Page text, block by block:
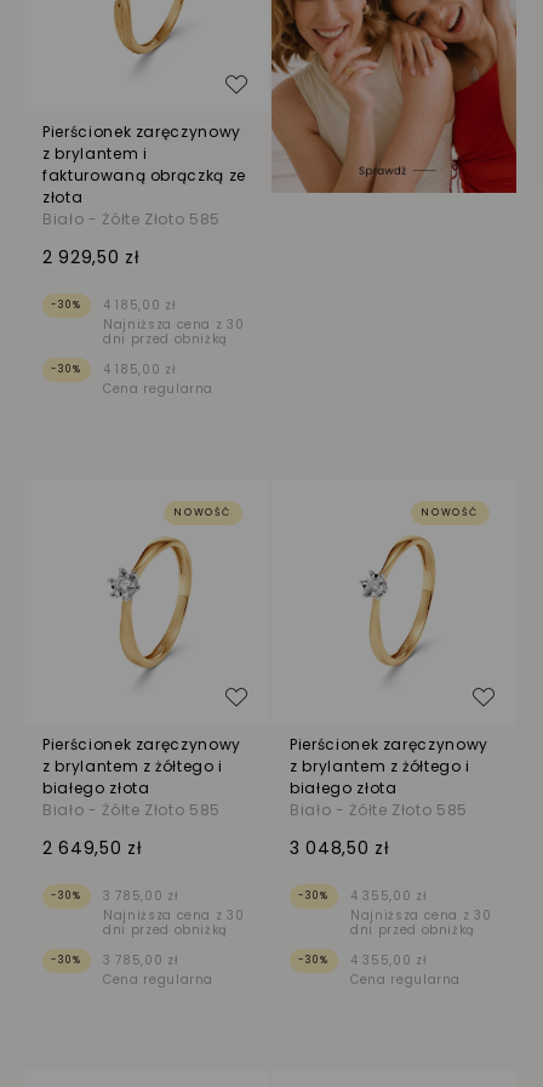
Pierścionek zaręczynowy
z brylantem i
fakturowaną obrączką ze
złota
Biało - Żółte Złoto 585
2 929,50 zł
-30%
4 185,00 zł
Najniższa cena z 30
dni przed obniżką
-30%
4 185,00 zł
Cena regularna
Dodaj do listy życzeń
NOWOŚĆ
Pierścionek zaręczynowy
z brylantem z żółtego i
białego złota
Biało - Żółte Złoto 585
2 649,50 zł
-30%
3 785,00 zł
Najniższa cena z 30
dni przed obniżką
-30%
3 785,00 zł
Cena regularna
Dodaj do listy życzeń
NOWOŚĆ
Pierścionek zaręczynowy
z brylantem z żółtego i
białego złota
Biało - Żółte Złoto 585
3 048,50 zł
-30%
4 355,00 zł
Najniższa cena z 30
dni przed obniżką
-30%
4 355,00 zł
Cena regularna